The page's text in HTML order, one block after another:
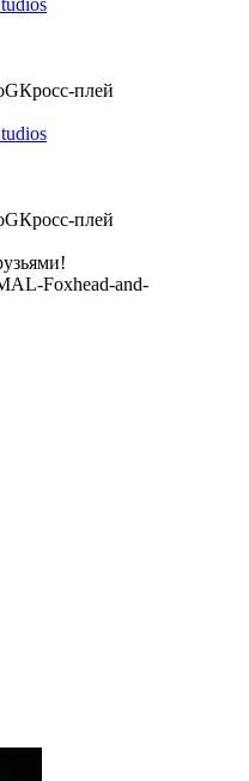
Кросс-плей
Кросс-плей
Foxhead-and-